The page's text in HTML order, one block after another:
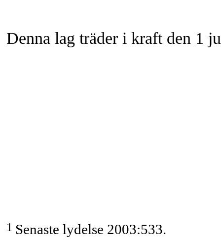
Denna lag träder i kraft den 1
1 Senaste lydelse 2003:533.